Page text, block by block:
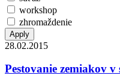
workshop
zhromaždenie
28.02.2015
Pestovanie zemiakov v